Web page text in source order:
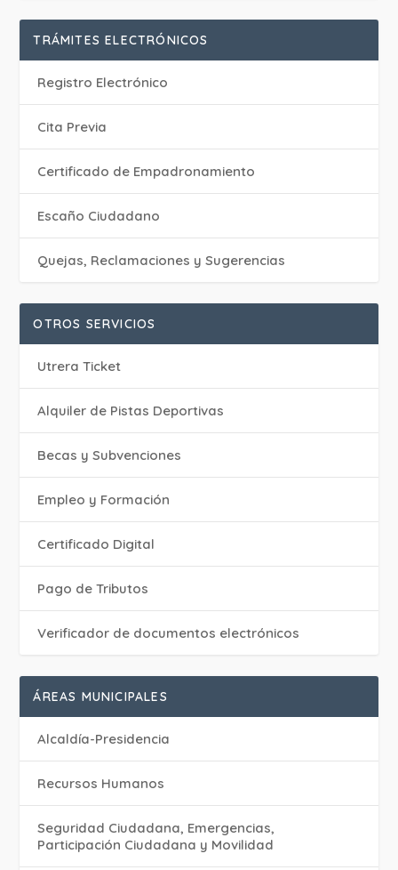
TRÁMITES ELECTRÓNICOS
Registro Electrónico
Cita Previa
Certificado de Empadronamiento
Escaño Ciudadano
Quejas, Reclamaciones y Sugerencias
OTROS SERVICIOS
Utrera Ticket
Alquiler de Pistas Deportivas
Becas y Subvenciones
Empleo y Formación
Certificado Digital
Pago de Tributos
Verificador de documentos electrónicos
ÁREAS MUNICIPALES
Alcaldía-Presidencia
Recursos Humanos
Seguridad Ciudadana, Emergencias,
Participación Ciudadana y Movilidad